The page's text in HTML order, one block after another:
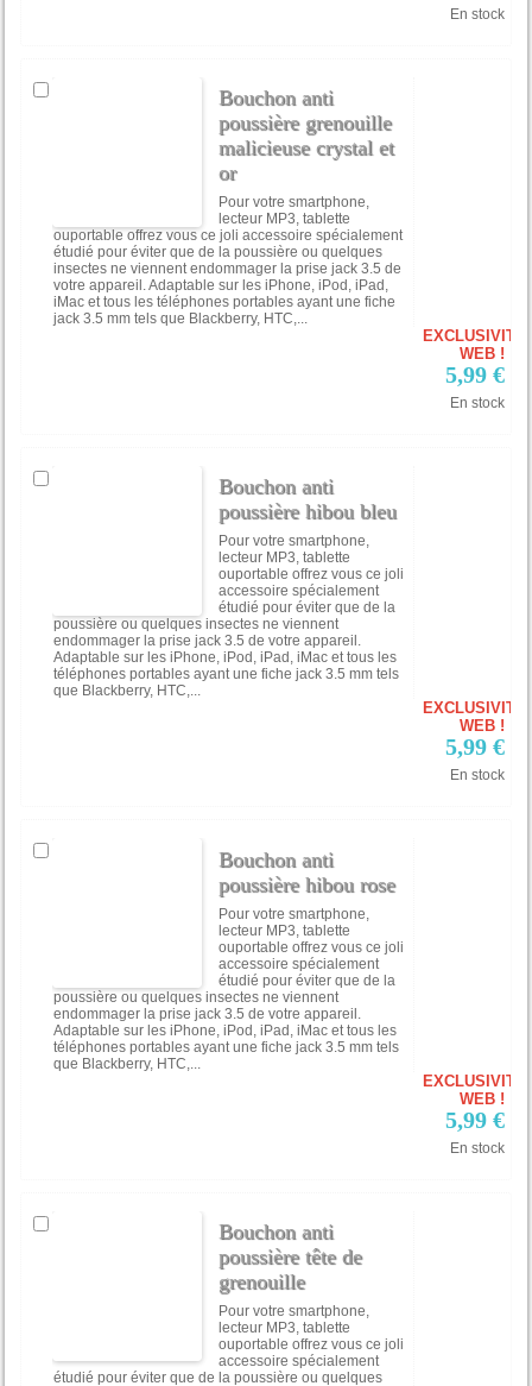
En stock
Bouchon anti
poussière grenouille
malicieuse crystal et
or
Pour votre smartphone,
lecteur MP3, tablette
ouportable offrez vous ce joli accessoire spécialement
étudié pour éviter que de la poussière ou quelques
insectes ne viennent endommager la prise jack 3.5 de
votre appareil. Adaptable sur les iPhone, iPod, iPad,
iMac et tous les téléphones portables ayant une fiche
jack 3.5 mm tels que Blackberry, HTC,...
EXCLUSIVITÉ
WEB !
5,99 €
En stock
Bouchon anti
poussière hibou bleu
Pour votre smartphone,
lecteur MP3, tablette
ouportable offrez vous ce joli
accessoire spécialement
étudié pour éviter que de la
poussière ou quelques insectes ne viennent
endommager la prise jack 3.5 de votre appareil.
Adaptable sur les iPhone, iPod, iPad, iMac et tous les
téléphones portables ayant une fiche jack 3.5 mm tels
que Blackberry, HTC,...
EXCLUSIVITÉ
WEB !
5,99 €
En stock
Bouchon anti
poussière hibou rose
Pour votre smartphone,
lecteur MP3, tablette
ouportable offrez vous ce joli
accessoire spécialement
étudié pour éviter que de la
poussière ou quelques insectes ne viennent
endommager la prise jack 3.5 de votre appareil.
Adaptable sur les iPhone, iPod, iPad, iMac et tous les
téléphones portables ayant une fiche jack 3.5 mm tels
que Blackberry, HTC,...
EXCLUSIVITÉ
WEB !
5,99 €
En stock
Bouchon anti
poussière tête de
grenouille
Pour votre smartphone,
lecteur MP3, tablette
ouportable offrez vous ce joli
accessoire spécialement
étudié pour éviter que de la poussière ou quelques